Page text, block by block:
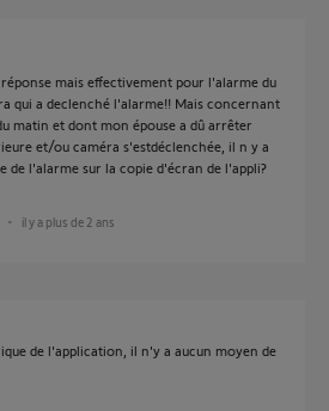
mais effectivement pour l'alarme du
qui a declenché l'alarme!! Mais concernant
matin et dont mon épouse a dû arrêter
et/ou caméra s'estdéclenchée, il n y a
de l'alarme sur la copie d'écran de l'appli?
il y a plus de 2 ans
de l'application, il n'y a aucun moyen de